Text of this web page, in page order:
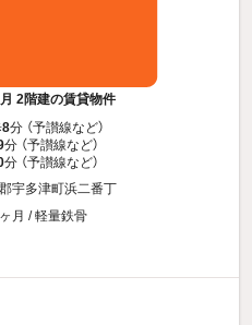
2階建の賃貸物件
8分 （予讃線など）
分 （予讃線など）
分 （予讃線など）
宇多津町浜二番丁
月 / 軽量鉄骨